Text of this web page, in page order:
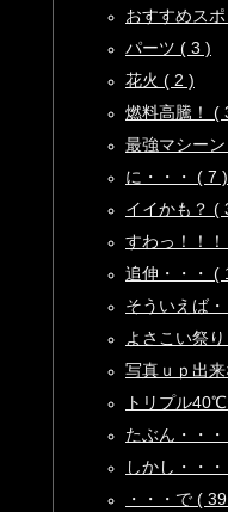
おすすめス
パーツ ( 3 )
花火 ( 2 )
燃料高騰！ (
最強マシー
に・・・ ( 7 )
イイかも？ (
すわっ！！
追伸・・・ (
そういえば
よさこい祭
写真ｕｐ出
トリプル
たぶん・・
しかし・・
・・・で (